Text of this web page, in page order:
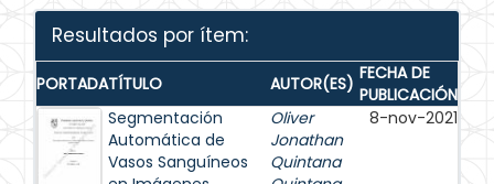
Resultados por ítem:
PORTADATÍTULO AUTOR(ES) FECHA DE
PUBLICACIÓN
Segmentación
Automática de
Vasos Sanguíneos
Oliver
Jonathan
Quintana
8-nov-2021